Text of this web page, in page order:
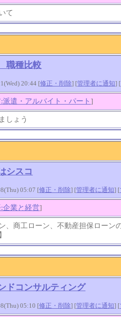
て
職種比較
20:44 [修正・削除] [管理者に通知] [
派遣・アルバイト・パート]
しょう
シスコ
05:07 [修正・削除] [管理者に通知] [
企業と経営]
、商工ローン、不動産担保ロー
ドコンサルティング
05:10 [修正・削除] [管理者に通知] [